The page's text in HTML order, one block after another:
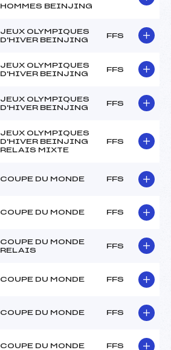
HOMMES BEINJING
JEUX OLYMPIQUES
D'HIVER BEINJING
FFS
JEUX OLYMPIQUES
D'HIVER BEINJING
FFS
JEUX OLYMPIQUES
D'HIVER BEINJING
FFS
JEUX OLYMPIQUES
D'HIVER BEINJING
RELAIS MIXTE
FFS
COUPE DU MONDE FFS
COUPE DU MONDE FFS
COUPE DU MONDE
RELAIS
FFS
COUPE DU MONDE FFS
COUPE DU MONDE FFS
COUPE DU MONDE FFS